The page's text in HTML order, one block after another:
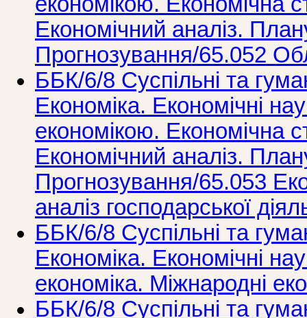
Економічний аналіз.
Прогнозування/65.052
ББК/6/8 Суспільні та
Економіка. Економічні
економікою. Економічна
Економічний аналіз.
Прогнозування/65.053
аналіз господарської
ББК/6/8 Суспільні та
Економіка. Економічні
економіка. Міжнародні
ББК/6/8 Суспільні та